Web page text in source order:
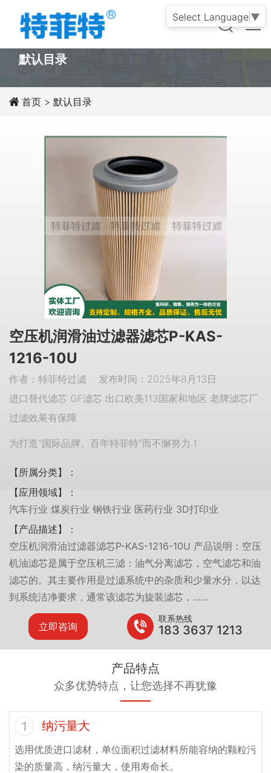
PRODUCT
默认目录
首页 > 默认目录
空压机润滑油过滤器滤芯P-KAS-
1216-10U
作者：特菲特过滤 发布时间：2025年8月13日
进口替代滤芯 GF滤芯 出口欧美113国家和地区 老牌滤芯厂
过滤效果有保障
为打造“国际品牌、百年特菲特”而不懈努力！
【所属分类】：
【应用领域】：
汽车行业 煤炭行业 钢铁行业 医药行业 3D打印业
【产品描述】：
空压机润滑油过滤器滤芯P-KAS-1216-10U 产品说明：空压
机油滤芯是属于空压机三滤：油气分离滤芯，空气滤芯和油
滤芯的。其主要作用是过滤系统中的杂质和少量水分，以达
到系统洁净要求，通常该滤芯为旋装滤芯，……
立即咨询
联系热线
183 3637 1213
产品特点
众多优势特点，让您选择不再犹豫
1 纳污量大
选用优质进口滤材，单位面积过滤材料所能容纳的颗粒污
染的质量高，纳污量大，使用寿命长。
Select Language ▼